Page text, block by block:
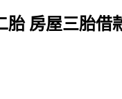
房屋三胎借